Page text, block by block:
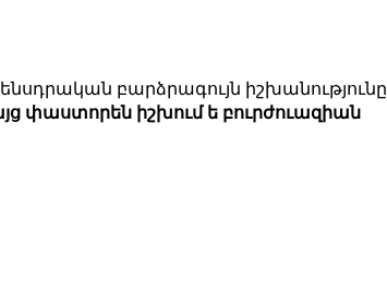
բարձրագույն իշխանությունը
փաստորեն իշխում ե բուրժուազիան